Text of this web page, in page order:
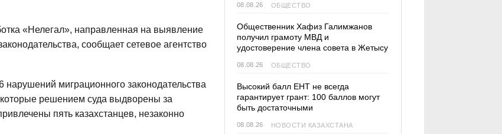
«Нелегал», направленная на выявление
сообщает сетевое агентство
миграционного законодательства
решением суда выдворены за
пять казахстанцев, незаконно
08.08.26 ОБЩЕСТВО
Общественник Хафиз Галимжанов
получил грамоту МВД и
удостоверение члена совета в Жетысу
08.08.26 ОБЩЕСТВО
Высокий балл ЕНТ не всегда
гарантирует грант: 100 баллов могут
быть достаточными
08.08.26 НОВОСТИ КАЗАХСТАНА